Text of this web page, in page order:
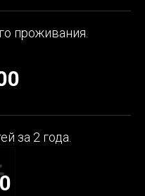
проживания.
за 2 года.